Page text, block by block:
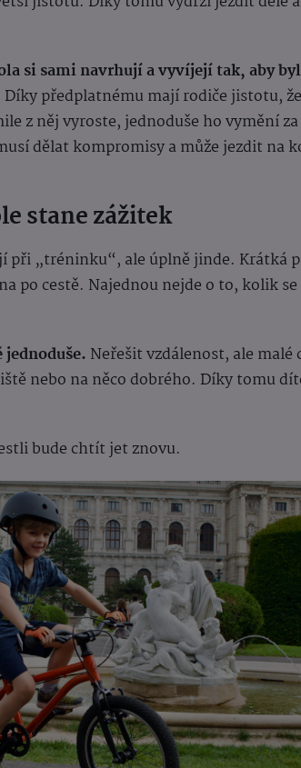
si sami navrhují a vyvíjejí tak, aby
Díky předplatnému mají rodiče jistotu,
z něj vyroste, jednoduše ho vymění
dělat kompromisy a může jezdit na
stane zážitek
při „tréninku“, ale úplně jinde. Krátká
po cestě. Najednou nejde o to, kolik
Neřešit vzdálenost, ale malé
nebo na něco dobrého. Díky tomu
bude chtít jet znovu.